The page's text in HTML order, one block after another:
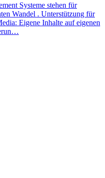
Systeme stehen für
Wandel . Unterstützung für
Eigene Inhalte auf eigenen